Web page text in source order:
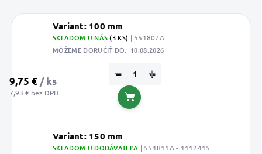
Variant: 100 mm
SKLADOM U NÁS(3 KS) | 551807A
MÔŽEME DORUČIŤ DO: 10.08.2026
9,75 € / ks
7,93 € bez DPH
+
−
Do košíka
Variant: 150 mm
SKLADOM U DODÁVATEĽA | 551811A - 1112415